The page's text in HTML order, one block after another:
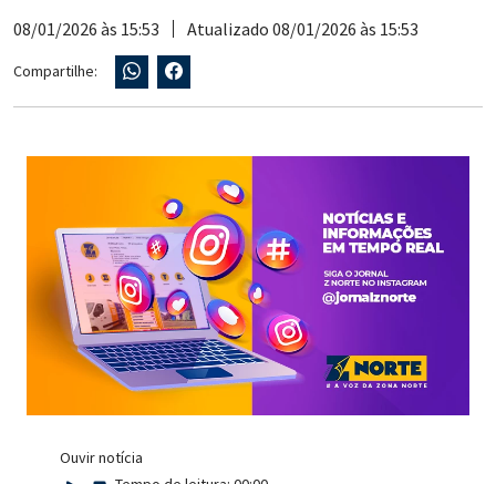
08/01/2026 às 15:53 Atualizado 08/01/2026 às 15:53
Compartilhe:
Ouvir notícia